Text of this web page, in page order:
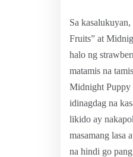
Sa
Fruits” at
halo ng
matamis na
Midnight Puppy
idinagdag na
likido ay
masamang lasa
na hindi go